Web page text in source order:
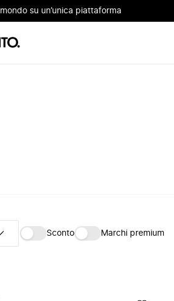
su un’unica piattaforma
Sconto Marchi premium